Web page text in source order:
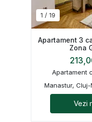
1 / 19
Apartament 3
Zona
Apartament
Manastur, Cluj-
Vezi